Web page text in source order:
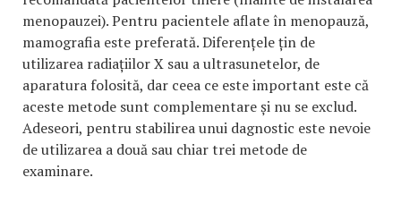
menopauzei). Pentru pacientele aflate în menopauză,
mamografia este preferată. Diferențele țin de
utilizarea radiațiilor X sau a ultrasunetelor, de
aparatura folosită, dar ceea ce este important este că
aceste metode sunt complementare și nu se exclud.
Adeseori, pentru stabilirea unui dagnostic este nevoie
de utilizarea a două sau chiar trei metode de
examinare.